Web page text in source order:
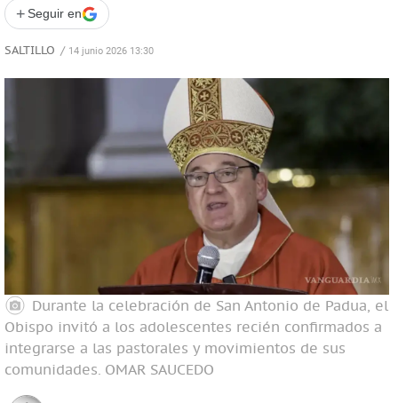
+ Seguir en
SALTILLO / 14 junio 2026 13:30
Durante la celebración de San Antonio de Padua, el
Obispo invitó a los adolescentes recién confirmados a
integrarse a las pastorales y movimientos de sus
comunidades. OMAR SAUCEDO